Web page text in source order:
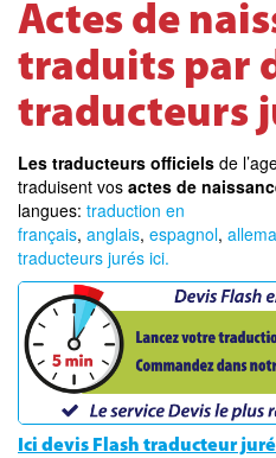
Actes de
traduits par
traducteurs
Les traducteurs officiels de
traduisent vos actes de
langues: traduction en
français, anglais, espagnol,
traducteurs jurés ici.
Ici devis Flash traducteur